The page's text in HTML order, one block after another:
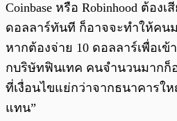
Coinbase หรือ Robinhood ต้อง
ดอลลาร์ทันที ก็อาจจะทำให้คน
หากต้องจ่าย 10 ดอลลาร์เพื่อเข้
กบริษัทฟินเทค คนจำนวนมากก็
ที่เงื่อนไขแย่กว่าจากธนาคารให
แทน”